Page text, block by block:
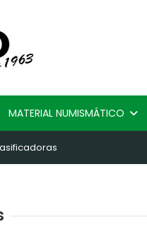
MATERIAL NUMISMÁTICO